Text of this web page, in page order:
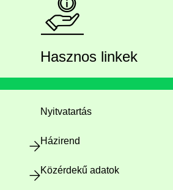
Hasznos linkek
Nyitvatartás
Házirend
Közérdekű adatok